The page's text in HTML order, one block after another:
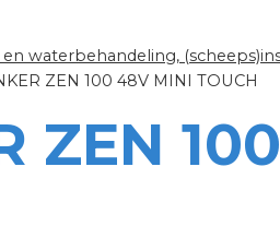
en waterbehandeling,
ZEN 100 48V MINI TOUCH
ZEN